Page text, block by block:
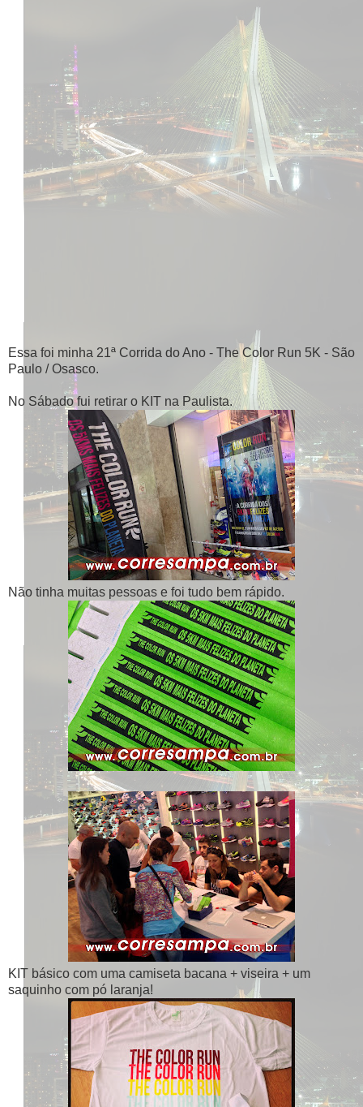
Essa foi minha 21ª Corrida do Ano - The Color Run 5K - São
Paulo / Osasco.
No Sábado fui retirar o KIT na Paulista.
Não tinha muitas pessoas e foi tudo bem rápido.
KIT básico com uma camiseta bacana + viseira + um
saquinho com pó laranja!